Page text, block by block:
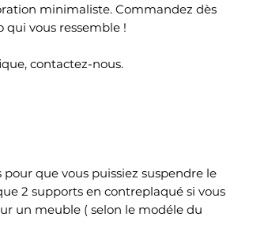
minimaliste. Commandez dès
vous ressemble !
contactez-nous.
que vous puissiez suspendre le
2 supports en contreplaqué si vous
un meuble ( selon le modéle du